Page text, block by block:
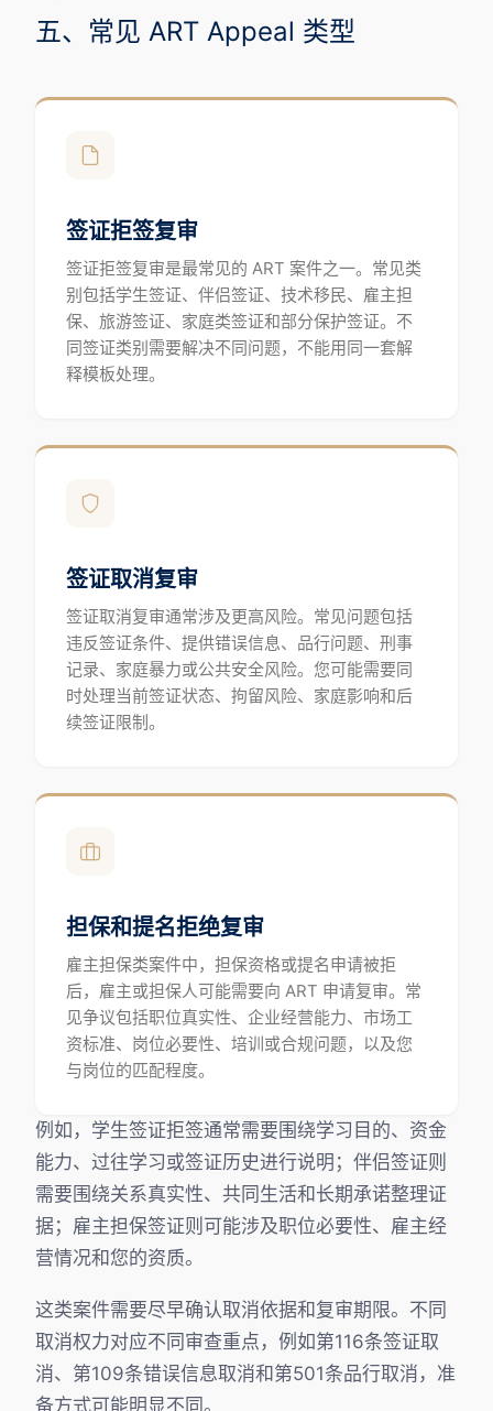
五、常见 ART Appeal 类型
签证拒签复审
签证拒签复审是最常见的 ART 案件之一。常见类
别包括学生签证、伴侣签证、技术移民、雇主担
保、旅游签证、家庭类签证和部分保护签证。不
同签证类别需要解决不同问题，不能用同一套解
释模板处理。
签证取消复审
签证取消复审通常涉及更高风险。常见问题包括
违反签证条件、提供错误信息、品行问题、刑事
记录、家庭暴力或公共安全风险。您可能需要同
时处理当前签证状态、拘留风险、家庭影响和后
续签证限制。
担保和提名拒绝复审
雇主担保类案件中，担保资格或提名申请被拒
后，雇主或担保人可能需要向 ART 申请复审。常
见争议包括职位真实性、企业经营能力、市场工
资标准、岗位必要性、培训或合规问题，以及您
与岗位的匹配程度。
例如，学生签证拒签通常需要围绕学习目的、资金
能力、过往学习或签证历史进行说明；伴侣签证则
需要围绕关系真实性、共同生活和长期承诺整理证
据；雇主担保签证则可能涉及职位必要性、雇主经
营情况和您的资质。
这类案件需要尽早确认取消依据和复审期限。不同
取消权力对应不同审查重点，例如第116条签证取
消、第109条错误信息取消和第501条品行取消，准
备方式可能明显不同。